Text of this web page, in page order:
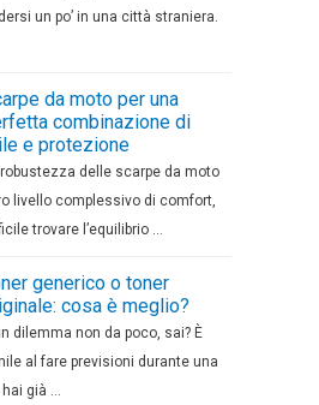
un po’ in una città straniera.
da moto per una
combinazione di
e protezione
delle scarpe da moto
livello complessivo di comfort,
trovare l’equilibrio …
generico o toner
cosa è meglio?
dilemma non da poco, sai? È
al fare previsioni durante una
già …